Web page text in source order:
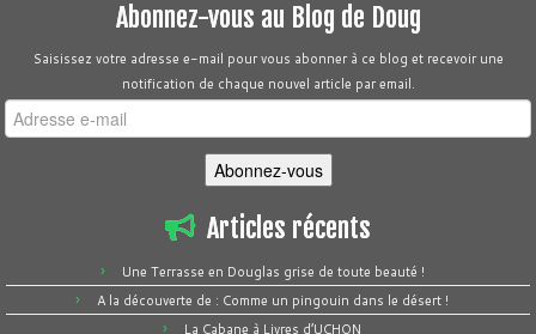
Abonnez-vous au Blog de Doug
Saisissez votre adresse e-mail pour vous abonner à ce blog et recevoir une
notification de chaque nouvel article par email.
Adresse
e-
Abonnez-vous
Articles récents
Une Terrasse en Douglas grise de toute beauté !
A la découverte de : Comme un pingouin dans le désert !
La Cabane à Livres d’UCHON